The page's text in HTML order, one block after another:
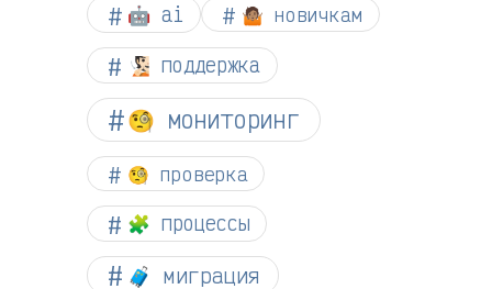
🤖 ai 🤷🏽 новичкам
🧏🏻 поддержка
🧐 мониторинг
🧐 проверка
🧩 процессы
🧳 миграция